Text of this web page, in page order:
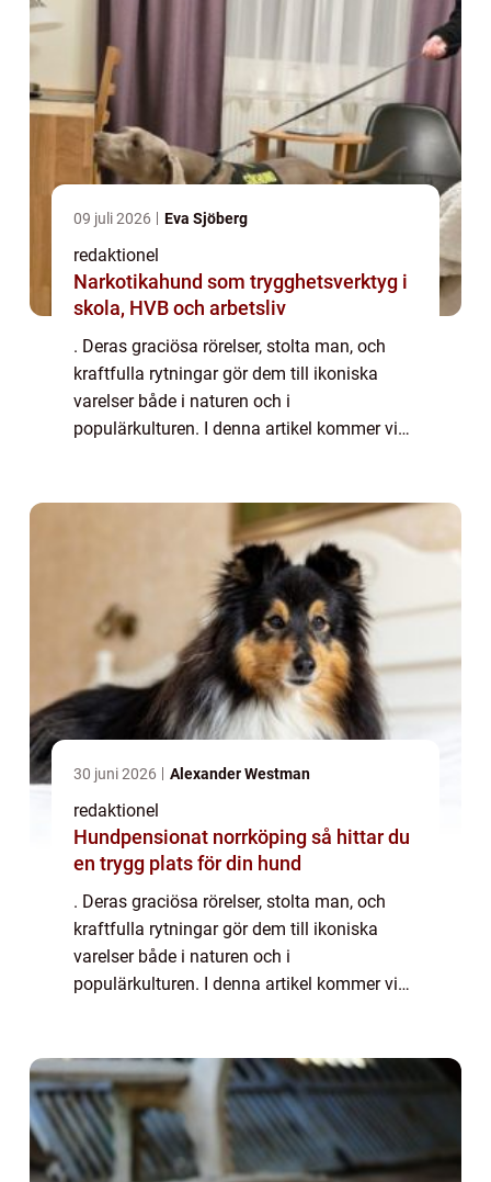
09 juli 2026 Eva Sjöberg
redaktionel
Narkotikahund som trygghetsverktyg i
skola, HVB och arbetsliv
. Deras graciösa rörelser, stolta man, och
kraftfulla rytningar gör dem till ikoniska
varelser både i naturen och i
populärkulturen. I denna artikel kommer vi
30 juni 2026 Alexander Westman
redaktionel
Hundpensionat norrköping så hittar du
en trygg plats för din hund
. Deras graciösa rörelser, stolta man, och
kraftfulla rytningar gör dem till ikoniska
varelser både i naturen och i
populärkulturen. I denna artikel kommer vi